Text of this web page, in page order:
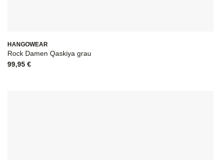
HANGOWEAR
Rock Damen Qaskiya grau
99,95 €